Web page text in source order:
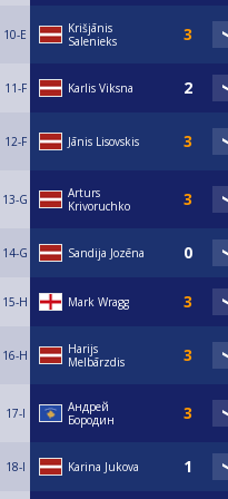
10-E
Krišjānis
Salenieks
11-F Karlis Viksna
12-F Jānis Lisovskis
13-G
Arturs
Krivoruchko
14-G Sandija Jozēna
15-H Mark Wragg
16-H
Harijs
Melbārzdis
17-I
Андрей
Бородин
18-I Karina Jukova